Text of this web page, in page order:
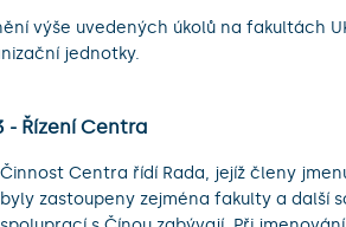
výše uvedených úkolů na fakultách
jednotky.
- Řízení Centra
Činnost Centra řídí Rada, jejíž členy
byly zastoupeny zejména fakulty a další